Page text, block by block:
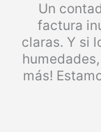
Un
factura
claras. Y si
más!